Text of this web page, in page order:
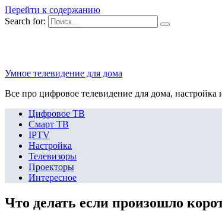
Перейти к содержанию
Search for:
Умное телевидение для дома
Все про цифровое телевидение для дома, настройка
Цифровое ТВ
Смарт ТВ
IPTV
Настройка
Телевизоры
Проекторы
Интересное
Что делать если произошло